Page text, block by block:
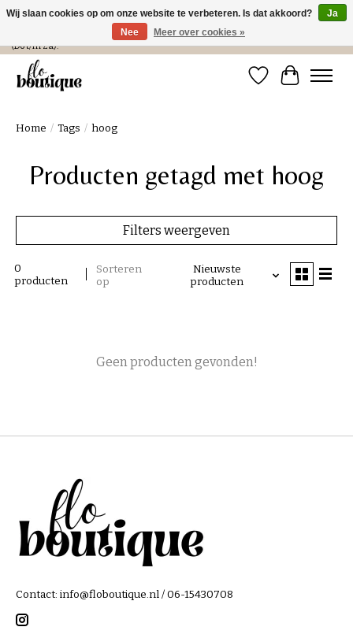
Verzending in NL € 4,99 en gratis bij een bestelling > € 100 of afhalen in de winkel
(Do t/m Za).
Verlanglijst
Home / Tags / hoog
Producten getagd met hoog
Filters weergeven
0
producten
Sorteren
op
Nieuwste
producten
Geen producten gevonden!
Contact: info@floboutique.nl/ 06-15430708
Wij slaan cookies op om onze website te verbeteren. Is dat akkoord?
Ja
Nee
Meer over cookies »